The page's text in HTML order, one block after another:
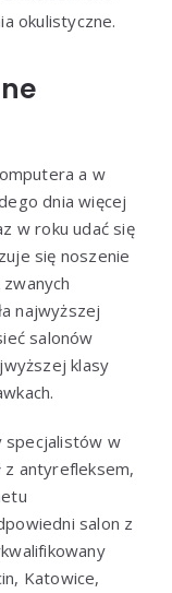
okulistyczne.
a w
dnia więcej
w roku udać się
się noszenie
najwyższej
salonów
klasy
specjalistów w
z antyrefleksem,
salon z
Katowice,